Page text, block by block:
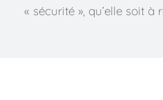
« sécurité », qu’elle soit